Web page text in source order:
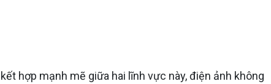
hợp mạnh mẽ giữa hai lĩnh vực này, điện ảnh không